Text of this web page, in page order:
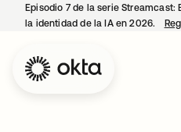
Episodio 7 de la serie
la identidad de la IA en 2026.